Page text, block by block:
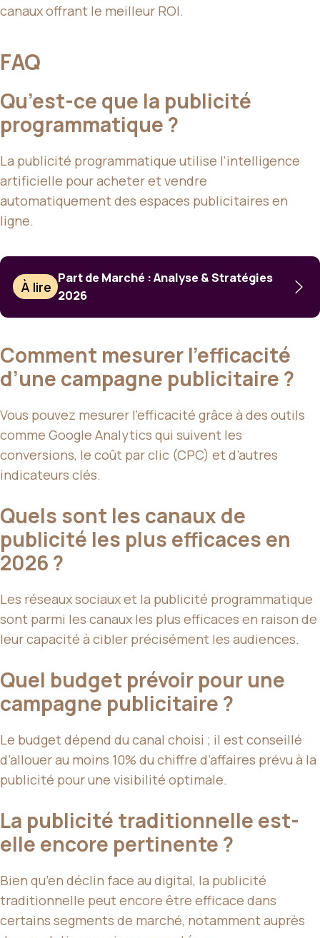
canaux offrant le meilleur ROI.
FAQ
Qu’est-ce que la publicité
programmatique ?
La publicité programmatique utilise l’intelligence
artificielle pour acheter et vendre
automatiquement des espaces publicitaires en
ligne.
À lire
Part de Marché : Analyse & Stratégies
2026
Comment mesurer l’efficacité
d’une campagne publicitaire ?
Vous pouvez mesurer l’efficacité grâce à des outils
comme Google Analytics qui suivent les
conversions, le coût par clic (CPC) et d’autres
indicateurs clés.
Quels sont les canaux de
publicité les plus efficaces en
2026 ?
Les réseaux sociaux et la publicité programmatique
sont parmi les canaux les plus efficaces en raison de
leur capacité à cibler précisément les audiences.
Quel budget prévoir pour une
campagne publicitaire ?
Le budget dépend du canal choisi ; il est conseillé
d’allouer au moins 10% du chiffre d’affaires prévu à la
publicité pour une visibilité optimale.
La publicité traditionnelle est-
elle encore pertinente ?
Bien qu’en déclin face au digital, la publicité
traditionnelle peut encore être efficace dans
certains segments de marché, notamment auprès